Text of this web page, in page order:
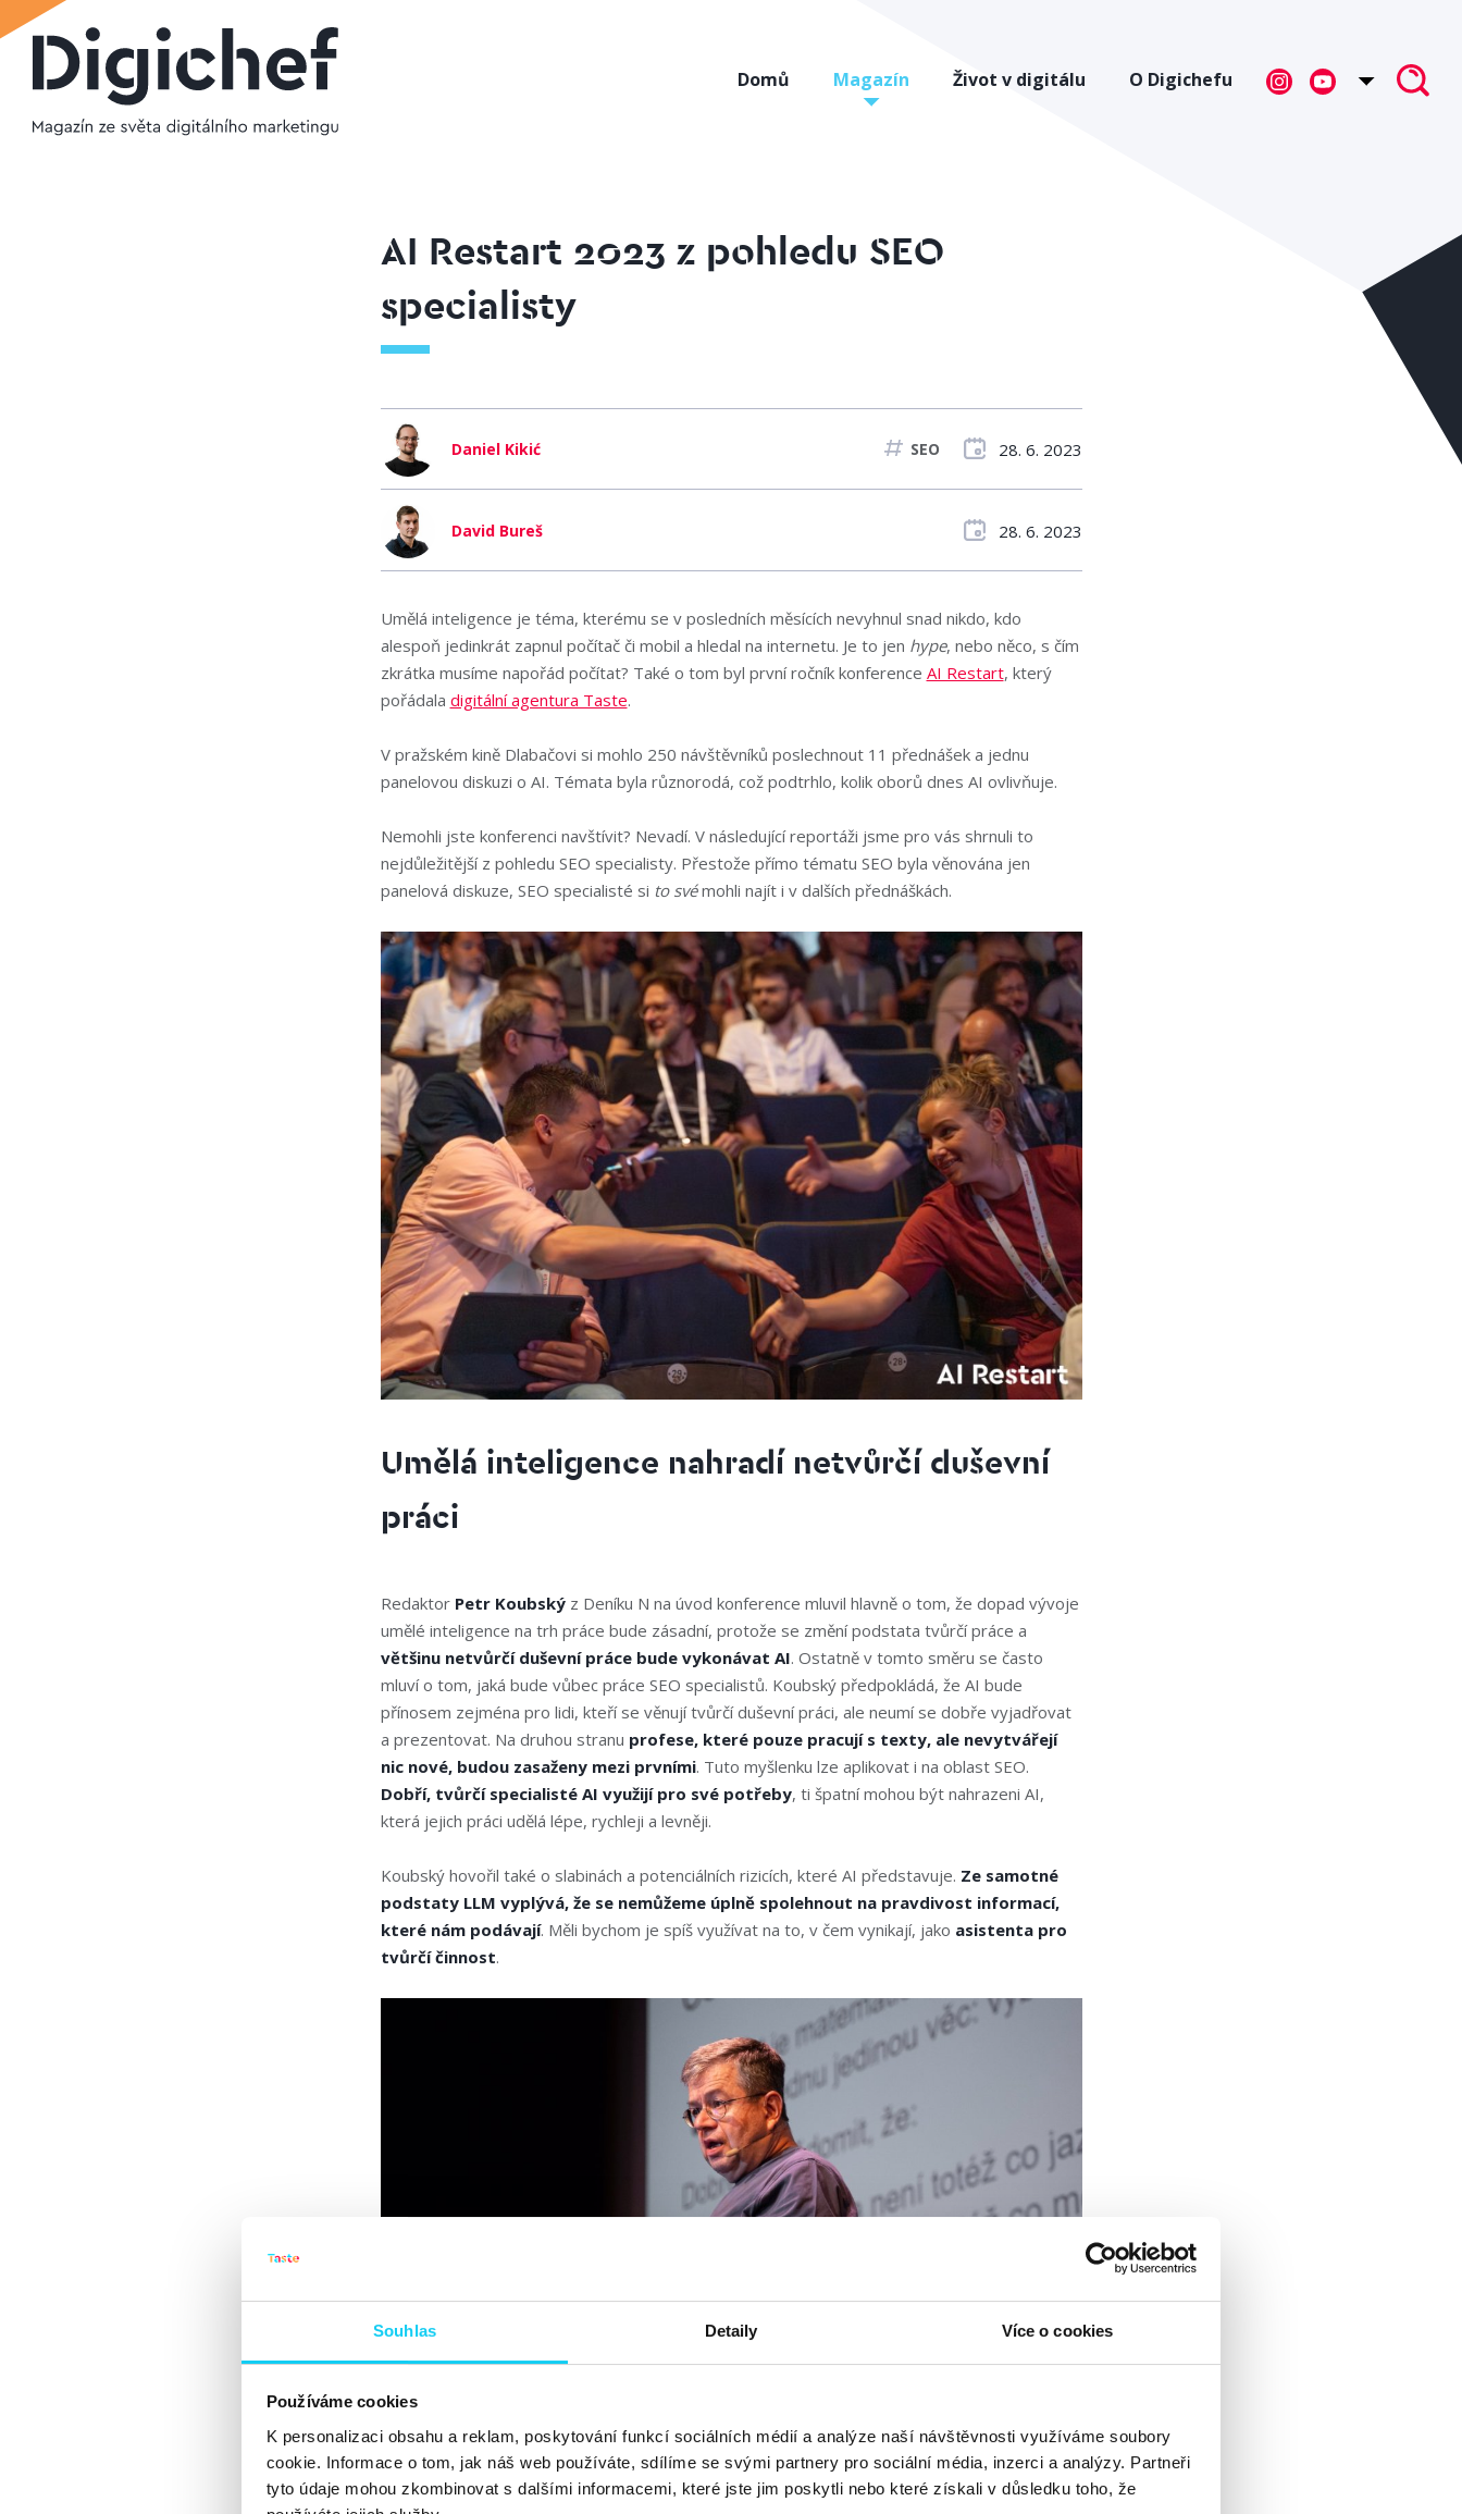
Souhlas Detaily Více o cookies
Používáme cookies
K personalizaci obsahu a reklam, poskytování funkcí sociálních médií a analýze naší návštěvnosti využíváme soubory
cookie. Informace o tom, jak náš web používáte, sdílíme se svými partnery pro sociální média, inzerci a analýzy. Partneři
tyto údaje mohou zkombinovat s dalšími informacemi, které jste jim poskytli nebo které získali v důsledku toho, že
Domů Magazín Život v digitálu O Digichefu
AI Restart 2023 z pohledu SEO
specialisty
Daniel Kikić SEO 28. 6. 2023
David Bureš 28. 6. 2023
Umělá inteligence je téma, kterému se v posledních měsících nevyhnul snad nikdo, kdo
alespoň jedinkrát zapnul počítač či mobil a hledal na internetu. Je to jen hype, nebo něco, s čím
zkrátka musíme napořád počítat? Také o tom byl první ročník konference AI Restart, který
pořádala digitální agentura Taste.
V pražském kině Dlabačovi si mohlo 250 návštěvníků poslechnout 11 přednášek a jednu
panelovou diskuzi o AI. Témata byla různorodá, což podtrhlo, kolik oborů dnes AI ovlivňuje.
Nemohli jste konferenci navštívit? Nevadí. V následující reportáži jsme pro vás shrnuli to
nejdůležitější z pohledu SEO specialisty. Přestože přímo tématu SEO byla věnována jen
panelová diskuze, SEO specialisté si to svémohli najít i v dalších přednáškách.
Umělá inteligence nahradí netvůrčí duševní
práci
Redaktor Petr Koubskýz Deníku N na úvod konference mluvil hlavně o tom, že dopad vývoje
umělé inteligence na trh práce bude zásadní, protože se změní podstata tvůrčí práce a
většinu netvůrčí duševní práce bude vykonávat AI. Ostatně v tomto směru se často
mluví o tom, jaká bude vůbec práce SEO specialistů. Koubský předpokládá, že AI bude
přínosem zejména pro lidi, kteří se věnují tvůrčí duševní práci, ale neumí se dobře vyjadřovat
a prezentovat. Na druhou stranu profese, které pouze pracují s texty, ale nevytvářejí
nic nové, budou zasaženy mezi prvními. Tuto myšlenku lze aplikovat i na oblast SEO.
Dobří, tvůrčí specialisté AI využijí pro své potřeby, ti špatní mohou být nahrazeni AI,
která jejich práci udělá lépe, rychleji a levněji.
Koubský hovořil také o slabinách a potenciálních rizicích, které AI představuje. Ze samotné
podstaty LLM vyplývá, že se nemůžeme úplně spolehnout na pravdivost informací,
které nám podávají. Měli bychom je spíš využívat na to, v čem vynikají, jako asistenta pro
tvůrčí činnost.
Umělá inteligence mění společnosti naruby